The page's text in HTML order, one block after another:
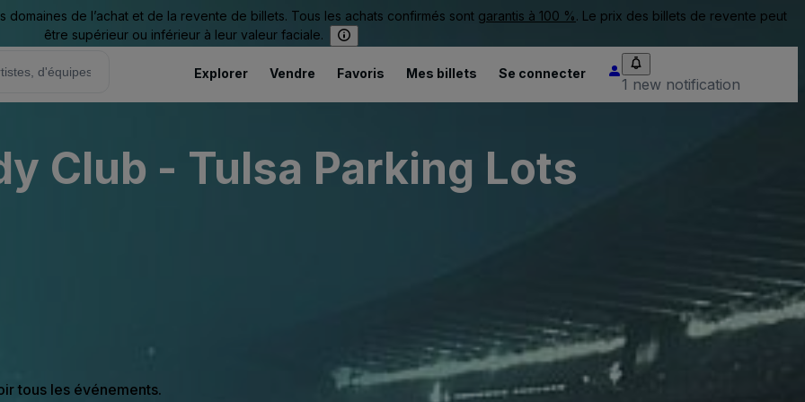
de l’achat et de la revente de billets. Tous les achats confirmés sont garantis à 100 %. Le prix des billets de revente peut
être supérieur ou inférieur à leur valeur faciale.
Explorer Vendre Favoris Mes billets Se connecter
1 new notification
Club - Tulsa Parking Lots
tous les événements.